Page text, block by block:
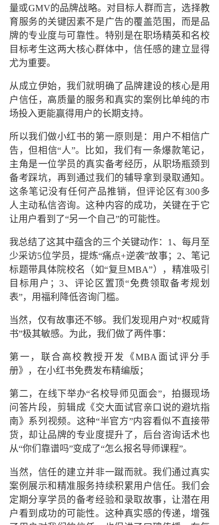
量或GMV的品牌战略。对目标人群而言，选择教
育服务的关键因素不是广告的覆盖范围，而是品
牌的专业度与可靠性。特别是在职场精英和名校
目标考生这两大核心群体中，信任感的建立显得
尤为重要。
从成立伊始，我们就明确了品牌建设的核心是用
户信任，高质量的服务和真实的案例比单纯的市
场投入更能赢得用户的长期支持。
所以我们做小红书的第一原则是：用户不相信广
告，但相信“人”。比如，我们有一条爆款笔记，
主角是一位学员的真实备考经历，从职场瓶颈到
备考踩坑，再到通过我们的辅导拿到录取通知。
这条笔记没有任何产品推销，但评论区有300多
人主动私信咨询。这种内容的成功，关键在于它
让用户看到了“另一个自己”的可能性。
我总结了这其中蕴含的三个关键动作：1、每月至
少采访5位学员，提炼“痛点+逆袭”故事；2、笔记
标题带具体院校名（如“复旦MBA”），精准吸引
目标用户；3、评论区置顶“免费领取备考规划
表”，用福利降低咨询门槛。
当然，仅有故事还不够。我们发现用户对“权威背
书”极其敏感。为此，我们做了两件事：
第一，联合高校教授开发《MBA面试评分手
册》，在小红书免费发布精编版；
第二，在线下举办“名校导师见面会”，拍摄现场
问答片段，剪辑成《交大面试官亲口说的避坑指
南》系列视频。这种“半官方”内容看似不直接带
货，却让品牌的专业度提升了，后台咨询话术也
从“你们靠谱吗”变成了“怎么报名导师课程”。
当然，信任的建立并非一蹴而就。我们通过真实
案例展示和精准服务持续积累用户信任。我们会
定期分享学员的备考经验和录取故事，让潜在用
户看到成功的可能性。这种真实感的传递，增强